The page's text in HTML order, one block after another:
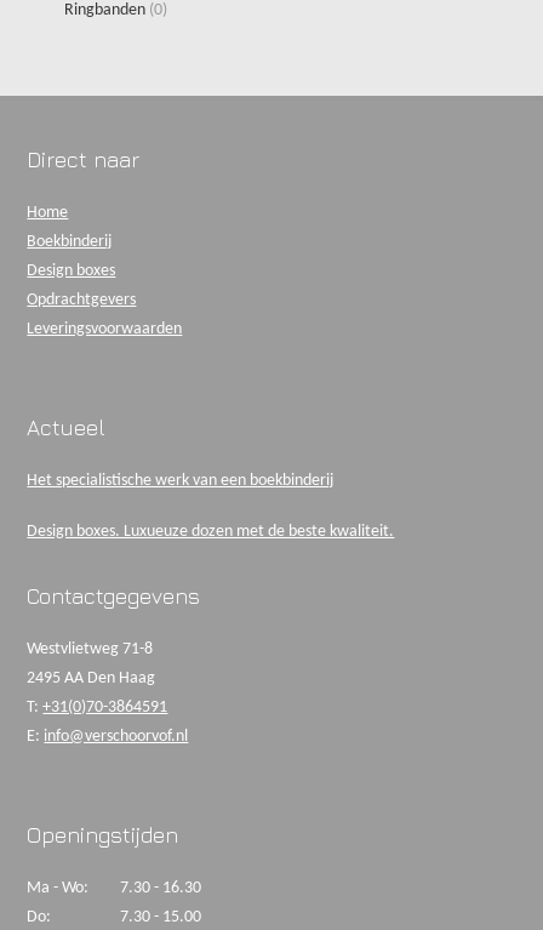
Ringbanden (0)
Direct naar
Home
Boekbinderij
Design boxes
Opdrachtgevers
Leveringsvoorwaarden
Actueel
Het specialistische werk van een boekbinderij
Design boxes. Luxueuze dozen met de beste kwaliteit.
Contactgegevens
Westvlietweg 71-8
2495 AA Den Haag
T:+31(0)70-3864591
E: info@verschoorvof.nl
Openingstijden
Ma - Wo:
Do:
7.30 - 16.30
7.30 - 15.00